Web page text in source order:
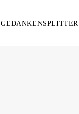
GEDANKENSPLITTER